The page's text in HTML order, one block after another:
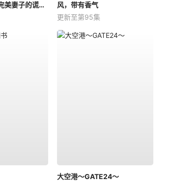
致亲爱的丈夫~完美妻子的谎言~
风，带有香气
更新至第95集
大空港～GATE24～